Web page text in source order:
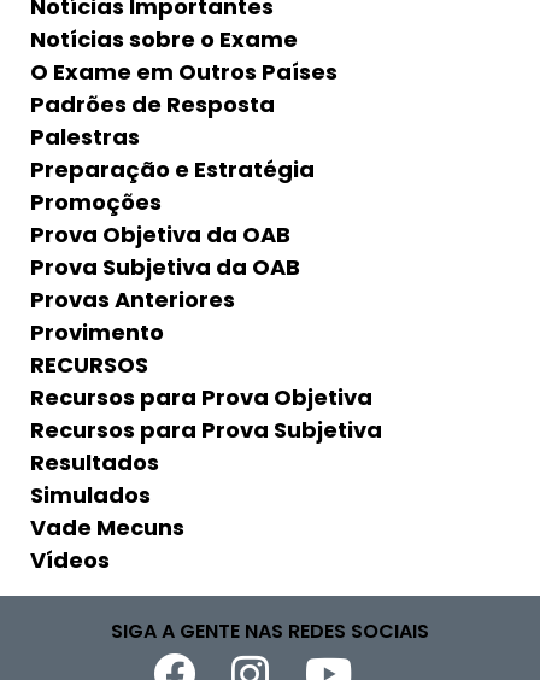
Notícias Importantes
Notícias sobre o Exame
O Exame em Outros Países
Padrões de Resposta
Palestras
Preparação e Estratégia
Promoções
Prova Objetiva da OAB
Prova Subjetiva da OAB
Provas Anteriores
Provimento
RECURSOS
Recursos para Prova Objetiva
Recursos para Prova Subjetiva
Resultados
Simulados
Vade Mecuns
Vídeos
SIGA A GENTE NAS REDES SOCIAIS